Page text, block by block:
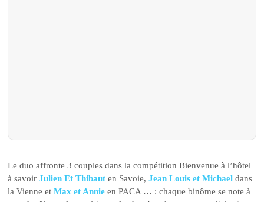
Le duo affronte 3 couples dans la compétition Bienvenue à l’hôtel
à savoirJulien Et Thibaut en Savoie,Jean Louis et Michael dans
la Vienne et Max et Annie en PACA … : chaque binôme se note à